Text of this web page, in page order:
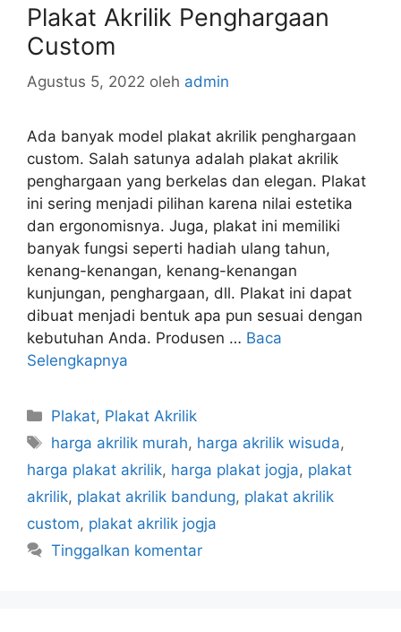
Plakat Akrilik Penghargaan
Custom
Agustus 5, 2022 oleh admin
Ada banyak model plakat akrilik penghargaan
custom. Salah satunya adalah plakat akrilik
penghargaan yang berkelas dan elegan. Plakat
ini sering menjadi pilihan karena nilai estetika
dan ergonomisnya. Juga, plakat ini memiliki
banyak fungsi seperti hadiah ulang tahun,
kenang-kenangan, kenang-kenangan
kunjungan, penghargaan, dll. Plakat ini dapat
dibuat menjadi bentuk apa pun sesuai dengan
kebutuhan Anda. Produsen … Baca
Selengkapnya
Kategori
Plakat, Plakat Akrilik
Tag
harga akrilik murah, harga akrilik wisuda,
harga plakat akrilik, harga plakat jogja, plakat
akrilik, plakat akrilik bandung, plakat akrilik
custom, plakat akrilik jogja
Tinggalkan komentar